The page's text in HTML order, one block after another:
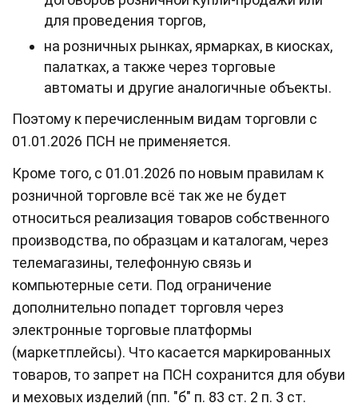
для проведения торгов,
на розничных рынках, ярмарках, в киосках,
палатках, а также через торговые
автоматы и другие аналогичные объекты.
Поэтому к перечисленным видам торговли с
01.01.2026 ПСН не применяется.
Кроме того, с 01.01.2026 по новым правилам к
розничной торговле всё так же не будет
относиться реализация товаров собственного
производства, по образцам и каталогам, через
телемагазины, телефонную связь и
компьютерные сети. Под ограничение
дополнительно попадет торговля через
электронные торговые платформы
(маркетплейсы). Что касается маркированных
товаров, то запрет на ПСН сохранится для обуви
и меховых изделий (пп. "б" п. 83 ст. 2 п. 3 ст.